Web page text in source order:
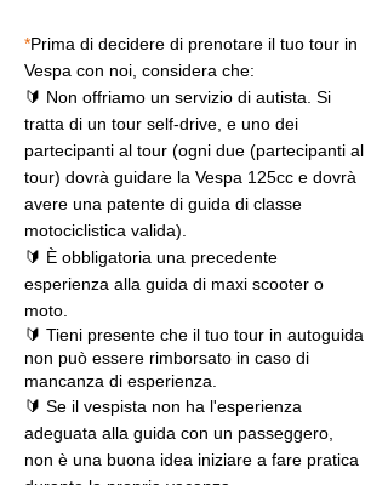
*Prima di decidere di prenotare il tuo tour in
Vespa con noi, considera che:
🔰 Non offriamo un servizio di autista. Si
tratta di un tour self-drive, e uno dei
partecipanti al tour (ogni due (partecipanti al
tour) dovrà guidare la Vespa 125cc e dovrà
avere una patente di guida di classe
motociclistica valida).
🔰 È obbligatoria una precedente
esperienza alla guida di maxi scooter o
moto.
🔰 Tieni presente che il tuo tour in autoguida
non può essere rimborsato in caso di
mancanza di esperienza.
🔰 Se il vespista non ha l'esperienza
adeguata alla guida con un passeggero,
non è una buona idea iniziare a fare pratica